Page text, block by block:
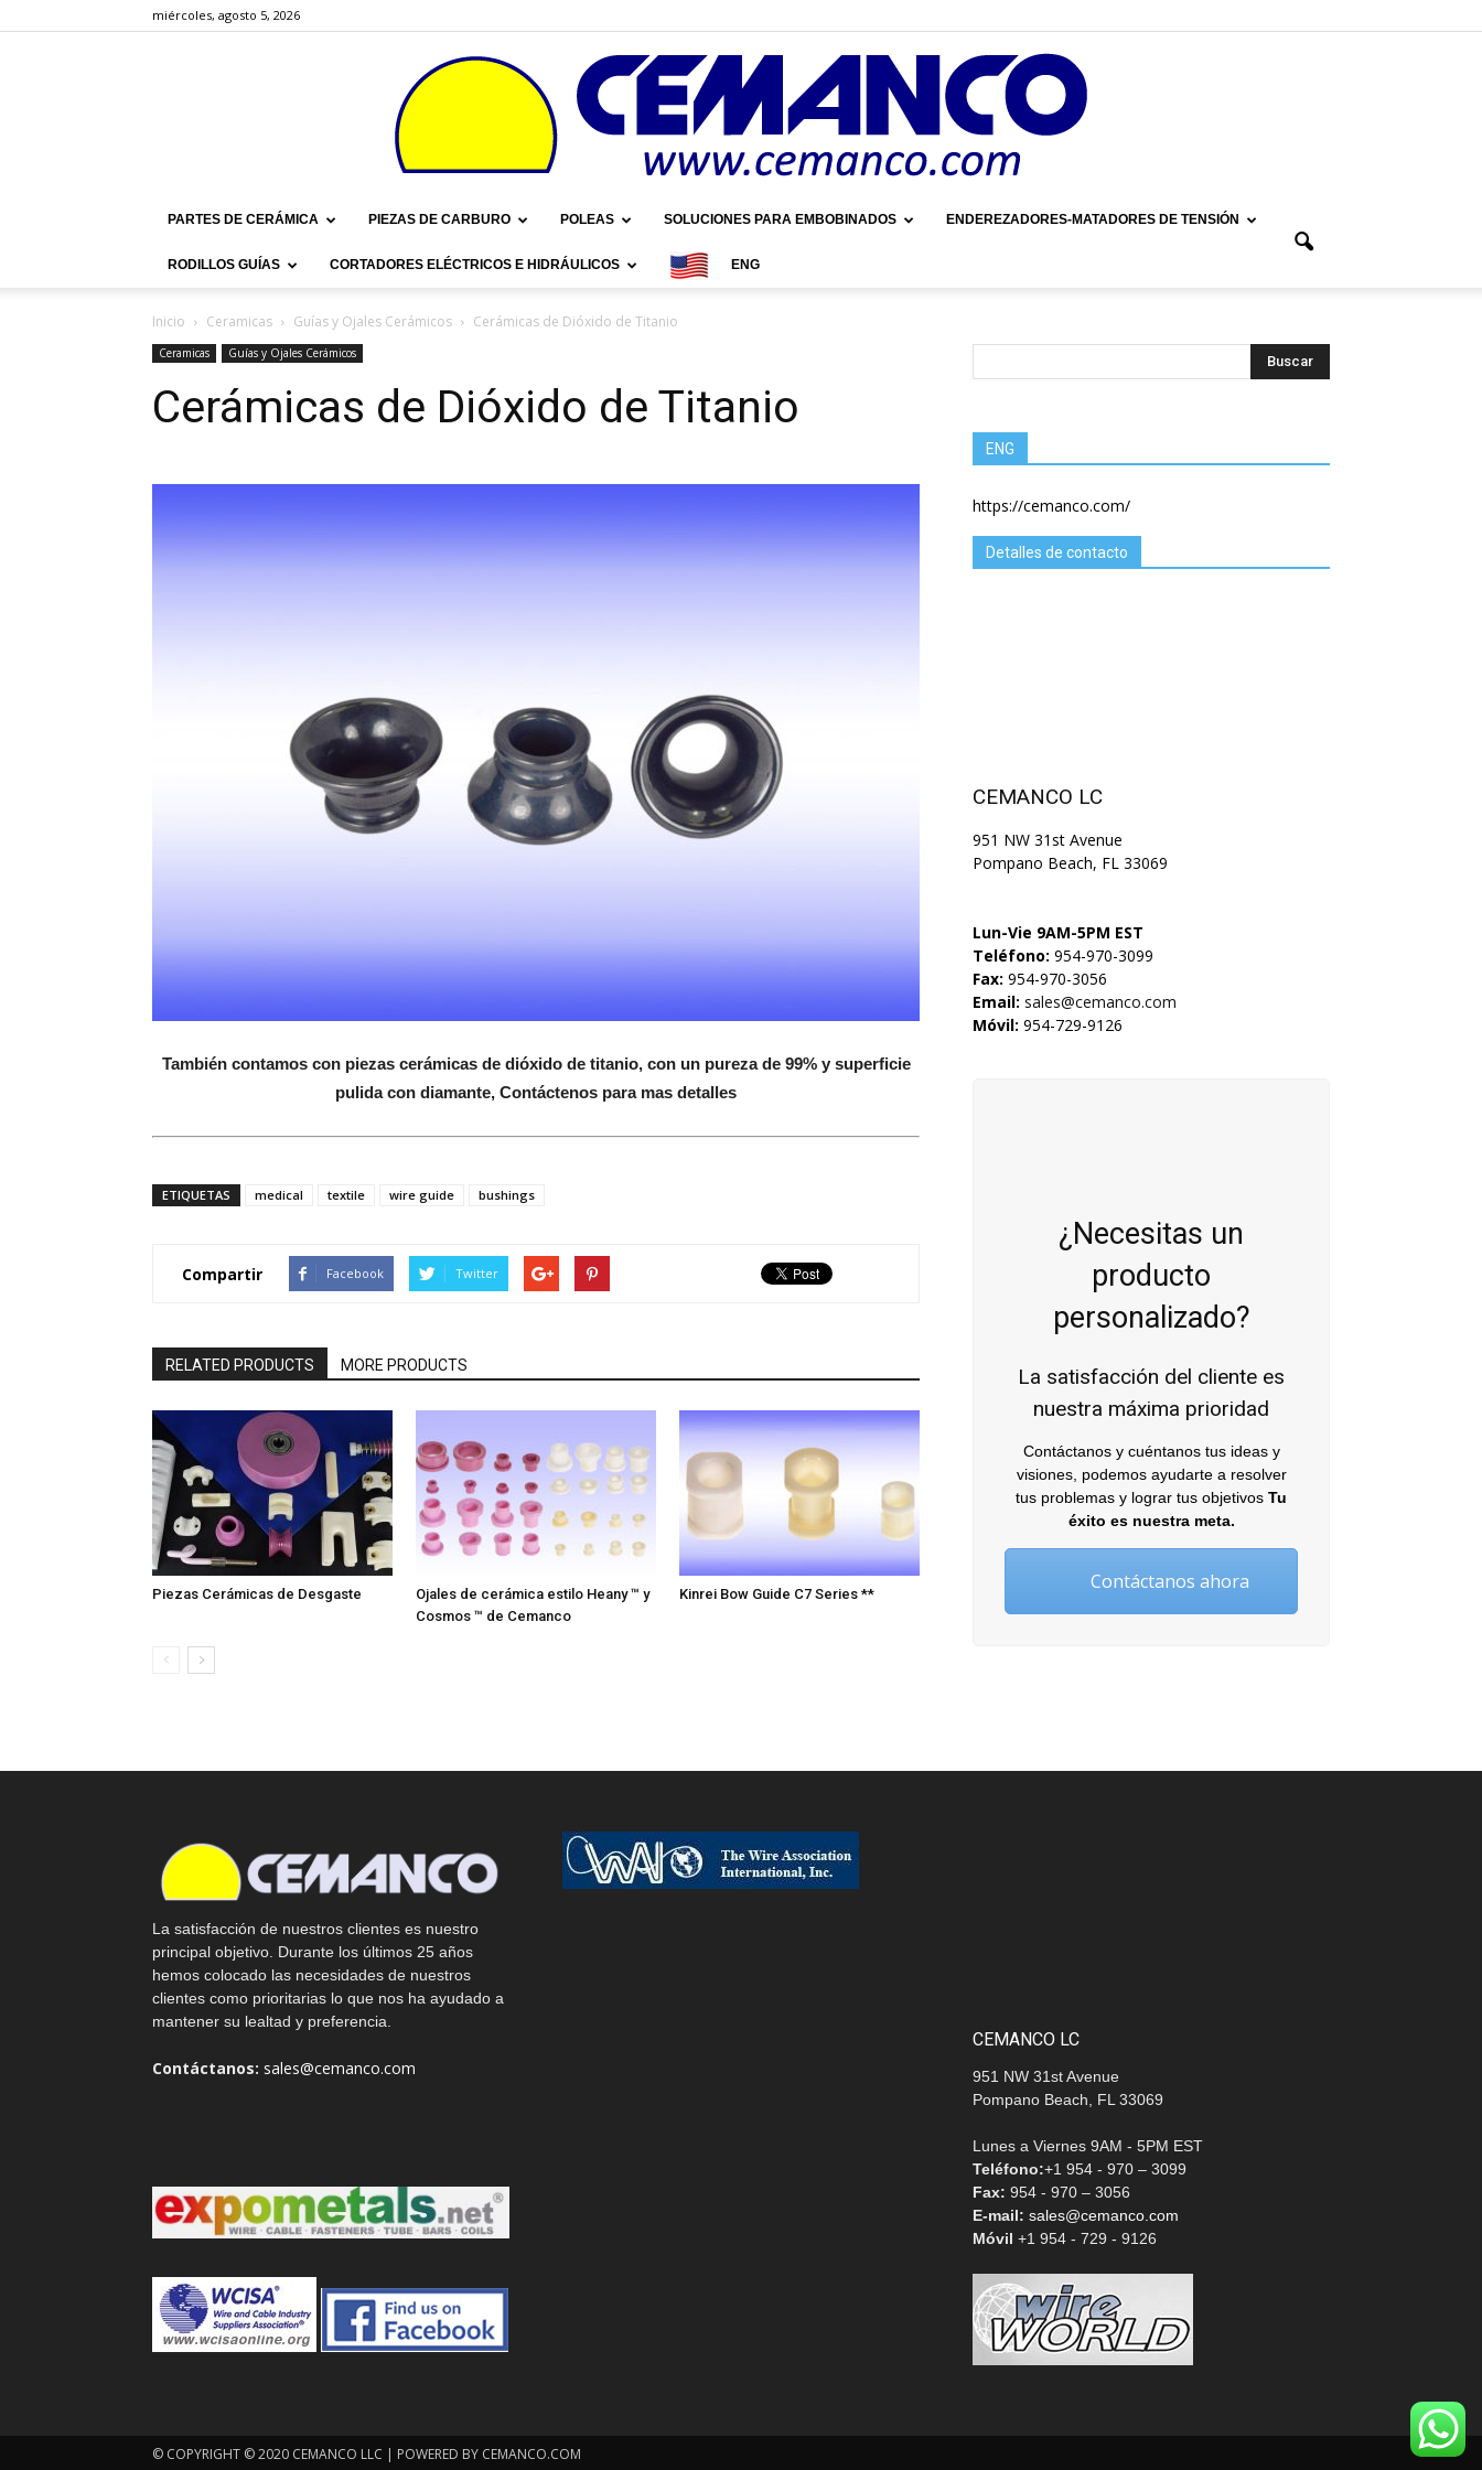
miércoles, agosto 5, 2026
Cemanco
PARTES DE CERÁMICA PIEZAS DE CARBURO POLEAS SOLUCIONES PARA EMBOBINADOS ENDEREZADORES-MATADORES DE TENSIÓN
RODILLOS GUÍAS CORTADORES ELÉCTRICOS E HIDRÁULICOS ENG
Inicio Ceramicas Guías y Ojales Cerámicos Cerámicas de Dióxido de Titanio
Ceramicas Guías y Ojales Cerámicos
Cerámicas de Dióxido de Titanio
También contamos con piezas cerámicas de dióxido de titanio, con un pureza de 99% y superficie
pulida con diamante, Contáctenos para mas detalles
ETIQUETAS medical textile wire guide bushings
Compartir Facebook Twitter
RELATED PRODUCTS MORE PRODUCTS
Piezas Cerámicas de Desgaste
Ojales de cerámica estilo Heany ™ y
Cosmos ™ de Cemanco
Kinrei Bow Guide C7 Series **
ENG
https://cemanco.com/
Detalles de contacto
CEMANCO LC
951 NW 31st Avenue
Pompano Beach, FL 33069
Lun-Vie 9AM-5PM EST
Teléfono: 954-970-3099
Fax: 954-970-3056
Email: sales@cemanco.com
Móvil: 954-729-9126
¿Necesitas un
producto
personalizado?
La satisfacción del cliente es
nuestra máxima prioridad
Contáctanos y cuéntanos tus ideas y
visiones, podemos ayudarte a resolver
tus problemas y lograr tus objetivos Tu
éxito es nuestra meta.
Contáctanos ahora
La satisfacción de nuestros clientes es nuestro
principal objetivo. Durante los últimos 25 años
hemos colocado las necesidades de nuestros
clientes como prioritarias lo que nos ha ayudado a
mantener su lealtad y preferencia.
Contáctanos: sales@cemanco.com
CEMANCO LC
951 NW 31st Avenue
Pompano Beach, FL 33069
Lunes a Viernes 9AM - 5PM EST
Teléfono:+1 954 - 970 – 3099
Fax: 954 - 970 – 3056
E-mail: sales@cemanco.com
Móvil +1 954 - 729 - 9126
© COPYRIGHT © 2020 CEMANCO LLC | POWERED BY CEMANCO.COM